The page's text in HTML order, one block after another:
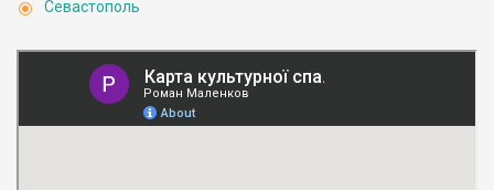
Севастополь